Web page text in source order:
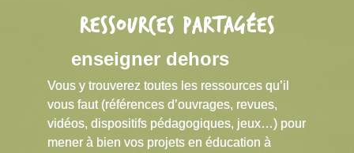
RESSOURCES PARTAGÉES
enseigner dehors
Vous y trouverez toutes les ressources qu’il
vous faut (références d’ouvrages, revues,
vidéos, dispositifs pédagogiques, jeux…) pour
mener à bien vos projets en éducation à